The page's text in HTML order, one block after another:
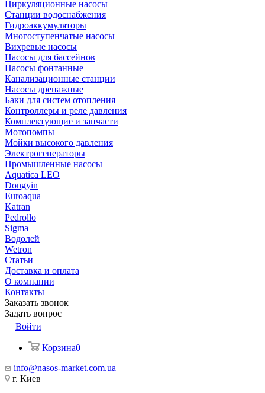
Циркуляционные насосы
Станции водоснабжения
Гидроаккумуляторы
Многоступенчатые насосы
Вихревые насосы
Насосы для бассейнов
Насосы фонтанные
Канализационные станции
Насосы дренажные
Баки для систем отопления
Контроллеры и реле давления
Комплектующие и запчасти
Мотопомпы
Мойки высокого давления
Электрогенераторы
Промышленные насосы
Aquatica LEO
Dongyin
Euroaqua
Katran
Pedrollo
Sigma
Водолей
Wetron
Статьи
Доставка и оплата
О компании
Контакты
Заказать звонок
Задать вопрос
Войти
Корзина0
info@nasos-market.com.ua
г. Киев